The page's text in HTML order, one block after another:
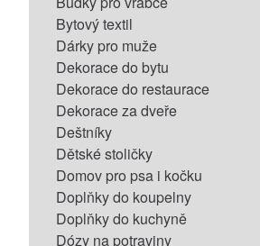
Bytový textil
Dárky pro muže
Dekorace do bytu
Dekorace do restaurace
Dekorace za dveře
Deštníky
Dětské stoličky
Domov pro psa i kočku
Doplňky do koupelny
Doplňky do kuchyně
Dózy na potraviny